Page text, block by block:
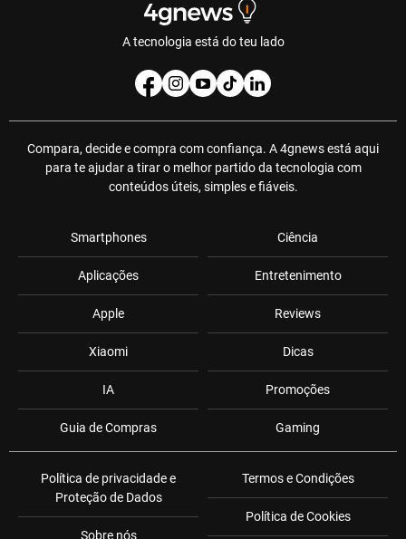
A tecnologia está do teu lado
Compara, decide e compra com confiança. A 4gnews está aqui
para te ajudar a tirar o melhor partido da tecnologia com
conteúdos úteis, simples e fiáveis.
Smartphones
Aplicações
Apple
Xiaomi
IA
Guia de Compras
Ciência
Entretenimento
Reviews
Dicas
Promoções
Gaming
Política de privacidade e
Proteção de Dados
Sobre nós
Termos e Condições
Política de Cookies